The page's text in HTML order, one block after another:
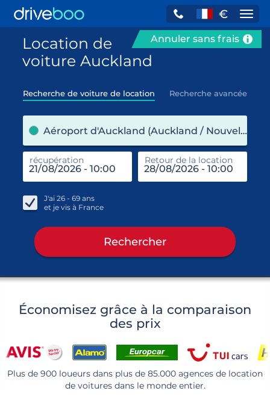
€
Annuler sans frais
Location de
voiture Auckland
Recherche de voiture de location Recherche avancée
Aéroport d'Auckland (Auckland / Nouvelle-Zélande)
récupération Retour de la location
J'ai 26 - 69 ans
et je vis à France
Rechercher
Économisez grâce à la comparaison
des prix
Plus de 900 loueurs dans plus de 85.000 agences de location
de voitures dans le monde entier.